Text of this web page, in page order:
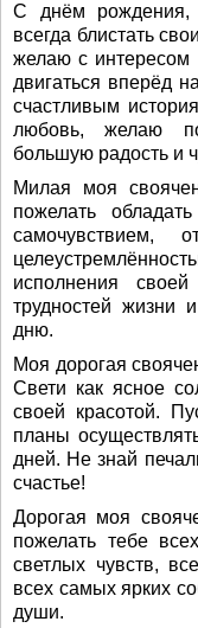
С днём рождения,
всегда блистать
желаю с интересом
двигаться вперёд
счастливым
любовь, желаю
большую радость и
Милая моя
пожелать
самочувствием,
исполнения
трудностей жизни
дню.
Моя дорогая
Свети как ясное
своей красотой.
планы
дней. Не знай
счастье!
Дорогая моя
пожелать тебе
светлых чувств,
всех самых ярких
души.